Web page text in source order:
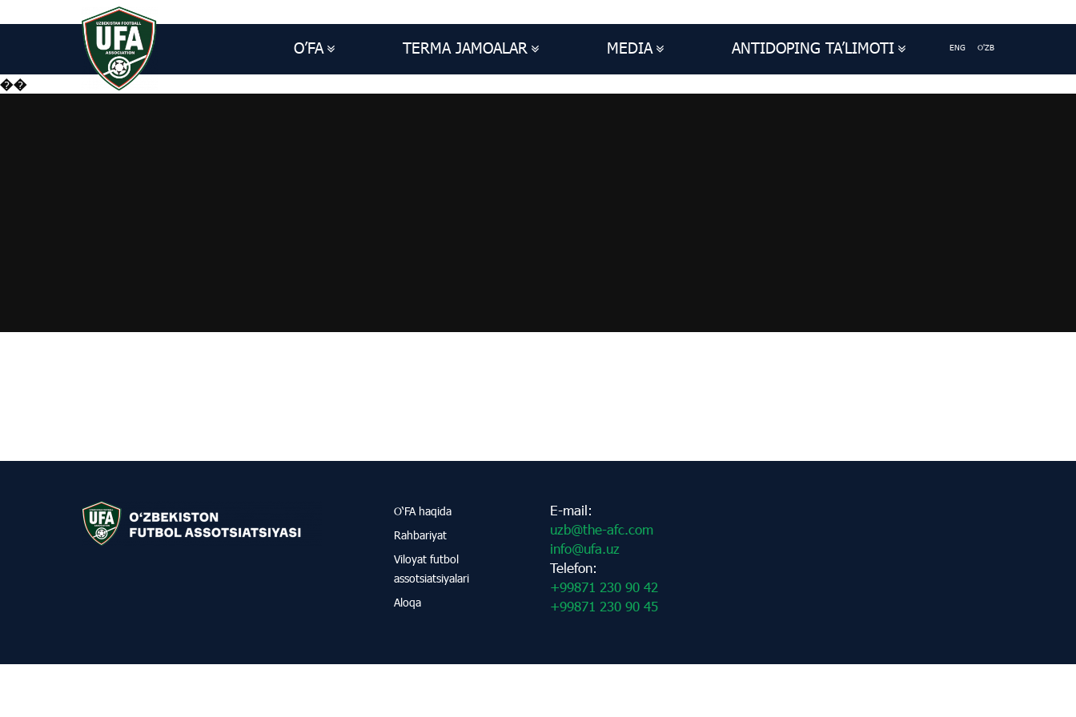
O’FA TERMA JAMOALAR MEDIA ANTIDOPING TA’LIMOTI ENG O'ZB
��
O‘FA haqida
Rahbariyat
Viloyat futbol
assotsiatsiyalari
Aloqa
E-mail:
uzb@the-afc.com
info@ufa.uz
Telefon:
+99871 230 90 42
+99871 230 90 45